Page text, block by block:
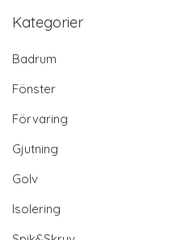
Kategorier
Badrum
Fönster
Förvaring
Gjutning
Golv
Isolering